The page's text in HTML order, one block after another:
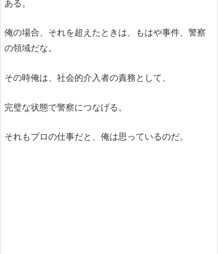
ある。
俺の場合、それを超えたときは、もはや事件、警察
の領域だな。
その時俺は、社会的介入者の責務として、
完璧な状態で警察につなげる。
それもプロの仕事だと、俺は思っているのだ。